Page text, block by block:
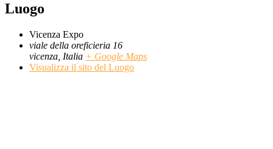
Luogo
Vicenza Expo
viale della oreficieria 16
vicenza Italia + Google Maps
Visualizza il sito del Luogo